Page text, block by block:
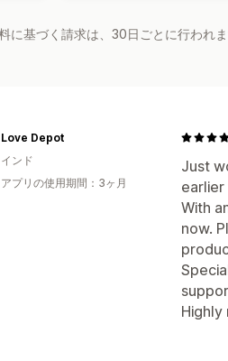
に基づく請求は、30日ごとに行われま
Just
With
now.
Highly
Love Depot
インド
アプリの使用期間：3ヶ月